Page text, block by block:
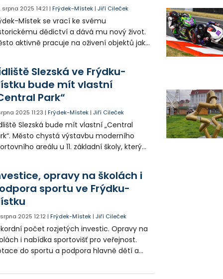
srpna 2025 14:21 |Frýdek-Místek |Jiří Cileček
Místek se vrací ke svému
dědictví a dává mu nový život.
aktivně pracuje na oživení objektů jako
majetek má v budoucnu sloužit
využití.
Slezská ve Frýdku-
bude mít vlastní
Park“
2025 11:23 |Frýdek-Místek |Jiří Cileček
Slezská bude mít vlastní „Central
Město chystá výstavbu moderního
areálu u 11. základní školy, který
i veřejnosti.
opravy na školách i
sportu ve Frýdku-
srpna 2025 12:12 |Frýdek-Místek |Jiří Cileček
počet rozjetých investic. Opravy na
i nabídka sportovišť pro veřejnost.
do sportu a podpora hlavně dětí a
přiblížil primátor Frýdku-Místku.